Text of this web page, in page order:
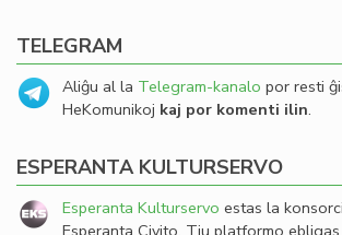
TELEGRAM
Aliĝu al la Telegram-kanalo por resti
HeKomunikoj kaj por komenti ilin.
ESPERANTA KULTURSERVO
Esperanta Kulturservo estas la
Esperanta Civito. Tiu platformo